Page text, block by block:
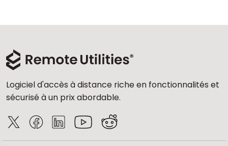
Logiciel d'accès à distance riche en fonctionnalités et
sécurisé à un prix abordable.